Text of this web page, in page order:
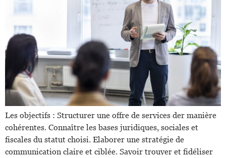
Les objectifs : Structurer une offre de services der manière
cohérentes. Connaître les bases juridiques, sociales et
fiscales du statut choisi. Elaborer une stratégie de
communication claire et ciblée. Savoir trouver et fidéliser